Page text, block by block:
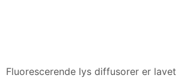
Fluorescerende lys diffusorer er lavet